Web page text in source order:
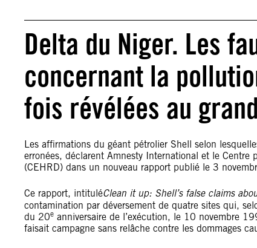
Delta du Niger. Les
concernant la
fois révélées au
Les affirmations du géant pétrolier Shell selon
erronées, déclarent Amnesty International et le Centre
(CEHRD) dans un nouveau rapport publié le 3
Ce rapport, intituléClean it up: Shell’s false claims
contamination par déversement de quatre sites qui,
du 20e anniversaire de l’exécution, le 10 novembre
faisait campagne sans relâche contre les dommages